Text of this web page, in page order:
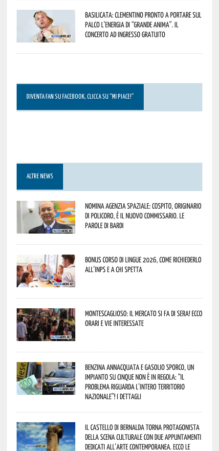
Basilicata: Clementino pronto a portare sul
palco l’energia di “Grande Anima”. Il
concerto ad ingresso gratuito
DIVENTA FAN SU FACEBOOK, CLICCA SU “MI PIACE!”
ALTRE NEWS
Nomina Agenzia Spaziale: Cospito, originario
di Policoro, è il nuovo commissario. Le
parole di Bardi
Bonus corso di lingue 2026, come richiederlo
all’INPS e a chi spetta
Montescaglioso: il mercato si fa di sera! Ecco
orari e vie interessate
Benzina annacquata e gasolio sporco, un
impianto su cinque non è in regola: “il
problema riguarda l’intero territorio
Nazionale”! I dettagli
Il Castello di Bernalda torna protagonista
della scena culturale con due appuntamenti
dedicati all’arte contemporanea. Ecco le